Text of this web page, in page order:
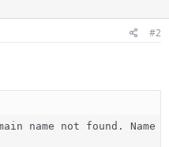
#2
name not found.